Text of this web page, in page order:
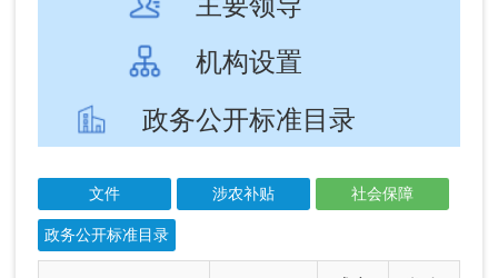
涉农补贴
社会保障
政务公开标准目录
信息标题 文 号
日期
日期
年6月残疾人两项
补贴发放情况
06-19
06-18
吐古买提乡2026
2026- 2026-